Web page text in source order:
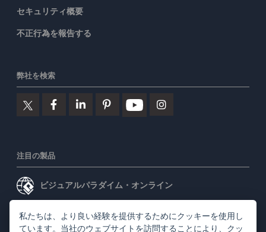
セキュリティ概要
不正行為を報告する
弊社を検索
注目の製品
ビジュアルパラダイム・オンライン
ビジュアルパラダイムデスクトップ
私たちは、より良い経験を提供するためにクッキーを使用し
ています。当社のウェブサイトを訪問することにより、 クッ